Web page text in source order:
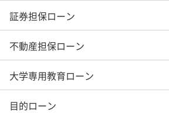
証券担保ローン
不動産担保ローン
大学専用教育ローン
目的ローン